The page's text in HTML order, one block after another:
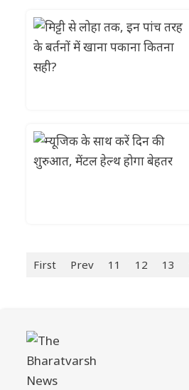
First Prev 11 12 13